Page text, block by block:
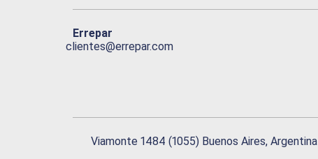
Errepar
clientes@errepar.com
Viamonte 1484 (1055) Buenos Aires, Argentina